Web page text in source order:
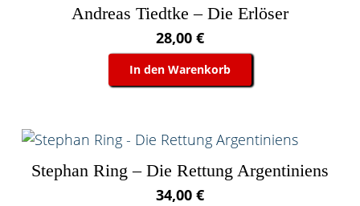
Andreas Tiedtke – Die Erlöser
28,00 €
In den Warenkorb
Stephan Ring – Die Rettung Argentiniens
34,00 €